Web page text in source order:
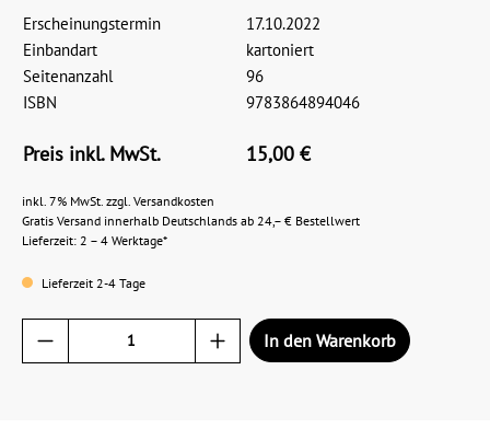
Erscheinungstermin
17.10.2022
Einbandart
kartoniert
Seitenanzahl
96
ISBN
9783864894046
Preis inkl. MwSt. 15,00 €
inkl. 7% MwSt. zzgl. Versandkosten
Gratis Versand innerhalb Deutschlands ab 24,– € Bestellwert
Lieferzeit: 2 – 4 Werktage*
Lieferzeit 2-4 Tage
In den Warenkorb